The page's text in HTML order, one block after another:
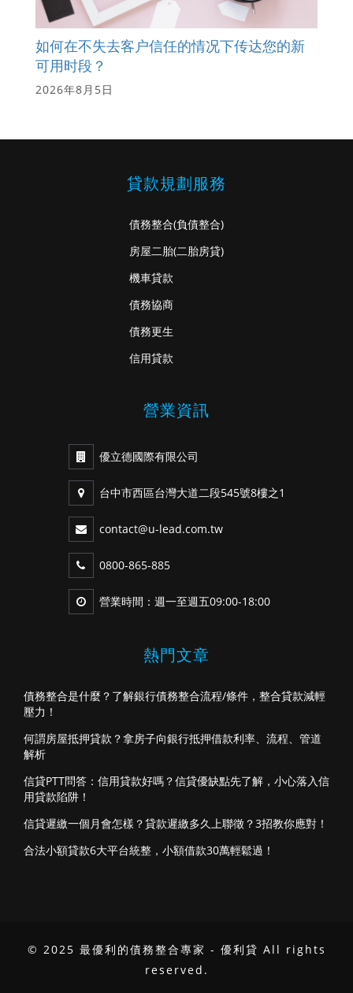
如何在不失去客户信任的情况下传达您的新
可用时段？
2026年8月5日
貸款規劃服務
債務整合(負債整合)
房屋二胎(二胎房貸)
機車貸款
債務協商
債務更生
信用貸款
營業資訊
優立德國際有限公司
台中市西區台灣大道二段545號8樓之1
contact@u-lead.com.tw
0800-865-885
營業時間：週一至週五09:00-18:00
熱門文章
債務整合是什麼？了解銀行債務整合流程/條件，整合貸款減輕
壓力！
何謂房屋抵押貸款？拿房子向銀行抵押借款利率、流程、管道
解析
信貸PTT問答：信用貸款好嗎？信貸優缺點先了解，小心落入信
用貸款陷阱！
信貸遲繳一個月會怎樣？貸款遲繳多久上聯徵？3招教你應對！
合法小額貸款6大平台統整，小額借款30萬輕鬆過！
© 2025 最優利的債務整合專家 - 優利貸 All rights
reserved.